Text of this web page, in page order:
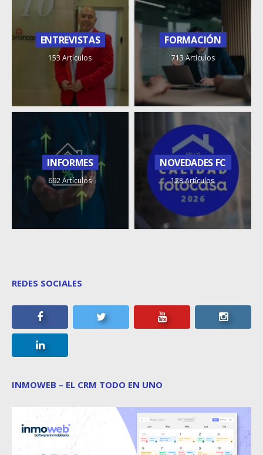
ENTREVISTAS
153 Artículos
FORMACIÓN
713 Artículos
INFORMES
692 Artículos
NOVEDADES FC
128 Artículos
REDES SOCIALES
INMOWEB – EL CRM TODO EN UNO